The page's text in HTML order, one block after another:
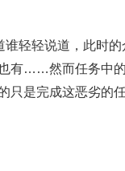
谁轻轻说道，此时
有……然而任务中
只是完成这恶劣的